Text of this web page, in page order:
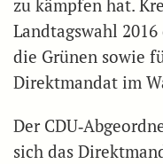
zu kämpfen hat.
Landtagswahl
die Grünen sowie
Direktmandat im
Der
sich das